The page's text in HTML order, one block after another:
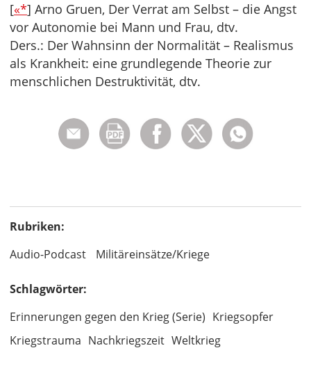
[«*] Arno Gruen, Der Verrat am Selbst – die Angst
vor Autonomie bei Mann und Frau, dtv.
Ders.: Der Wahnsinn der Normalität – Realismus
als Krankheit: eine grundlegende Theorie zur
menschlichen Destruktivität, dtv.
Rubriken:
Audio-Podcast
Militäreinsätze/Kriege
Schlagwörter:
Erinnerungen gegen den Krieg (Serie) Kriegsopfer
Kriegstrauma Nachkriegszeit Weltkrieg